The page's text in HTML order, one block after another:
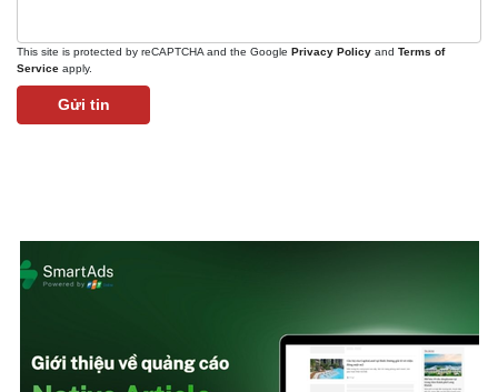
Bất động sản
Khởi nghiệp
Thị trường
Giá vàng
Tiêu dùng
This site is protected by reCAPTCHA and the Google Privacy Policy and Terms of
Service apply.
Gửi tin